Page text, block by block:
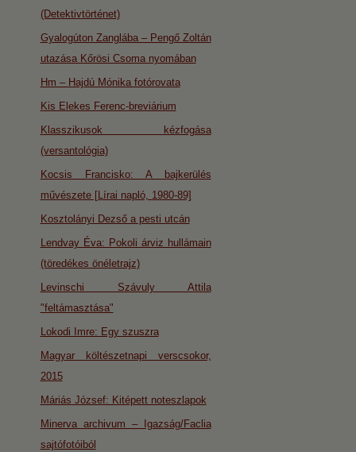
(Detektivtörténet)
Gyalogúton Zanglába – Pengő Zoltán
utazása Kőrösi Csoma nyomában
Hm – Hajdú Mónika fotórovata
Kis Elekes Ferenc-breviárium
Klasszikusok kézfogása
(versantológia)
Kocsis Francisko: A bajkerülés
művészete [Lírai napló, 1980-89]
Kosztolányi Dezső a pesti utcán
Lendvay Éva: Pokoli árviz hullámain
(töredékes önéletrajz)
Levinschi Szávuly Attila
"feltámasztása"
Lokodi Imre: Egy szuszra
Magyar költészetnapi verscsokor,
2015
Máriás József: Kitépett noteszlapok
Minerva archivum – Igazság/Faclia
sajtófotóiból